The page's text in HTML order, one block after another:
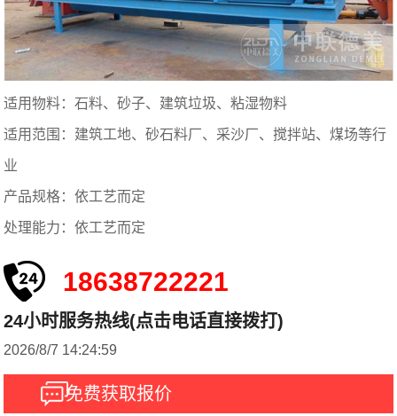
适用物料：石料、砂子、建筑垃圾、粘湿物料
适用范围：建筑工地、砂石料厂、采沙厂、搅拌站、煤场等行
业
产品规格：依工艺而定
处理能力：依工艺而定
18638722221
24小时服务热线(点击电话直接拨打)
2026/8/7 14:24:59
免费获取报价